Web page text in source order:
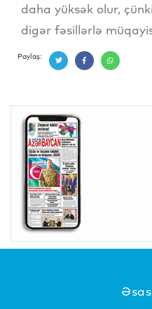
daha yüksək olur,
digər fəsillərlə
Paylaş: